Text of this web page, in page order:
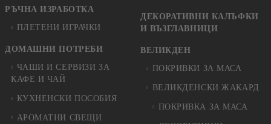
РЪЧНА ИЗРАБОТКА
ПЛЕТЕНИ ИГРАЧКИ
ДОМАШНИ ПОТРЕБИ
ЧАШИ И СЕРВИЗИ ЗА
КАФЕ И ЧАЙ
КУХНЕНСКИ ПОСОБИЯ
АРОМАТНИ СВЕЩИ
ДЕКОРАТИВНИ КАЛЪФКИ
И ВЪЗГЛАВНИЦИ
ВЕЛИКДЕН
ПОКРИВКИ ЗА МАСА
ВЕЛИКДЕНСКИ ЖАКАРД
ПОКРИВКА ЗА МАСА